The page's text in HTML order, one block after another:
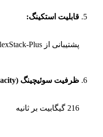
قابلیت استکینگ:
پشتیبانی از FlexStack-Plus (تا 8 سوئیچ در یک استک)
ظرفیت سوئیچینگ (Switching Capacity):
216 گیگابیت بر ثانیه